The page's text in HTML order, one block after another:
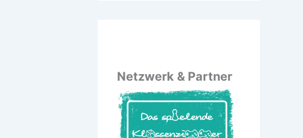
Netzwerk & Partner